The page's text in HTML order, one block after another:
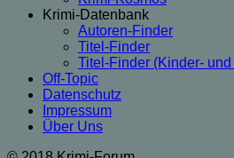
Krimi-Datenbank
Autoren-Finder
Titel-Finder
Titel-Finder (Kinder-
Off-Topic
Datenschutz
Impressum
Über Uns